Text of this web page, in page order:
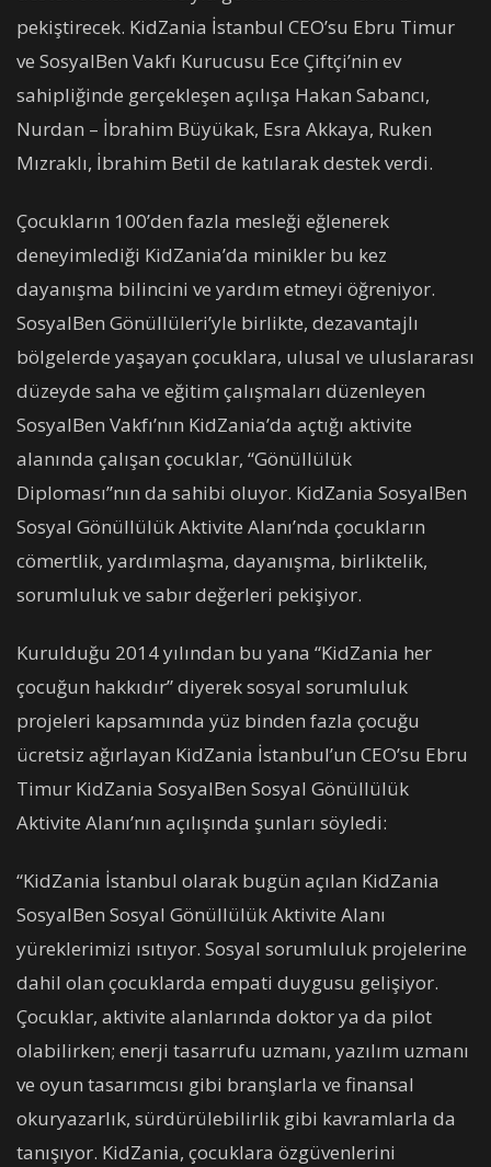
pekiştirecek. KidZania İstanbul CEO’su Ebru Timur
ve SosyalBen Vakfı Kurucusu Ece Çiftçi’nin ev
sahipliğinde gerçekleşen açılışa Hakan Sabancı,
Nurdan – İbrahim Büyükak, Esra Akkaya, Ruken
Mızraklı, İbrahim Betil de katılarak destek verdi.
Çocukların 100’den fazla mesleği eğlenerek
deneyimlediği KidZania’da minikler bu kez
dayanışma bilincini ve yardım etmeyi öğreniyor.
SosyalBen Gönüllüleri’yle birlikte, dezavantajlı
bölgelerde yaşayan çocuklara, ulusal ve uluslararası
düzeyde saha ve eğitim çalışmaları düzenleyen
SosyalBen Vakfı’nın KidZania’da açtığı aktivite
alanında çalışan çocuklar, “Gönüllülük
Diploması”nın da sahibi oluyor. KidZania SosyalBen
Sosyal Gönüllülük Aktivite Alanı’nda çocukların
cömertlik, yardımlaşma, dayanışma, birliktelik,
sorumluluk ve sabır değerleri pekişiyor.
Kurulduğu 2014 yılından bu yana “KidZania her
çocuğun hakkıdır” diyerek sosyal sorumluluk
projeleri kapsamında yüz binden fazla çocuğu
ücretsiz ağırlayan KidZania İstanbul’un CEO’su Ebru
Timur KidZania SosyalBen Sosyal Gönüllülük
Aktivite Alanı’nın açılışında şunları söyledi:
“KidZania İstanbul olarak bugün açılan KidZania
SosyalBen Sosyal Gönüllülük Aktivite Alanı
yüreklerimizi ısıtıyor. Sosyal sorumluluk projelerine
dahil olan çocuklarda empati duygusu gelişiyor.
Çocuklar, aktivite alanlarında doktor ya da pilot
olabilirken; enerji tasarrufu uzmanı, yazılım uzmanı
ve oyun tasarımcısı gibi branşlarla ve finansal
okuryazarlık, sürdürülebilirlik gibi kavramlarla da
tanışıyor. KidZania, çocuklara özgüvenlerini